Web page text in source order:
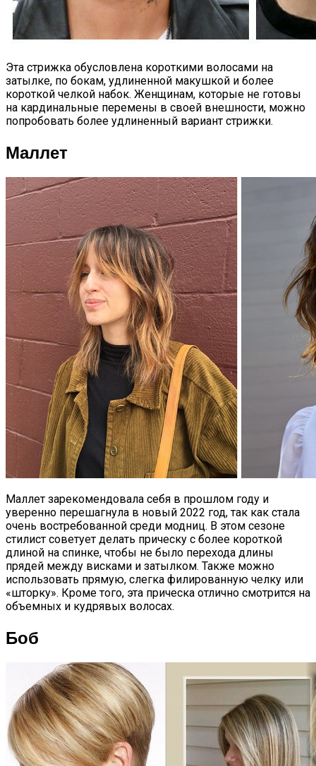
Эта стрижка обусловлена короткими волосами на
затылке, по бокам, удлиненной макушкой и более
короткой челкой набок. Женщинам, которые не готовы
на кардинальные перемены в своей внешности, можно
попробовать более удлиненный вариант стрижки.
Маллет
Маллет зарекомендовала себя в прошлом году и
уверенно перешагнула в новый 2022 год, так как стала
очень востребованной среди модниц. В этом сезоне
стилист советует делать прическу с более короткой
длиной на спинке, чтобы не было перехода длины
прядей между висками и затылком. Также можно
использовать прямую, слегка филированную челку или
«шторку». Кроме того, эта прическа отлично смотрится на
объемных и кудрявых волосах.
Боб